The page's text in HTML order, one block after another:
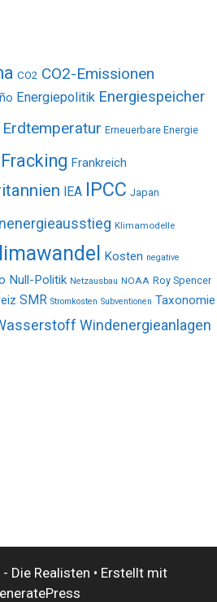
CO2 CO2-Emissionen
Energiepolitik Energiespeicher
Erdtemperatur Erneuerbare Energie
Fracking Frankreich
IEA IPCC Japan
Klimamodelle
Kosten negative
Null-Politik Netzausbau NOAA Roy Spencer
SMR Stromkosten Subventionen Taxonomie
Windenergieanlagen
Die Realisten • Erstellt mit